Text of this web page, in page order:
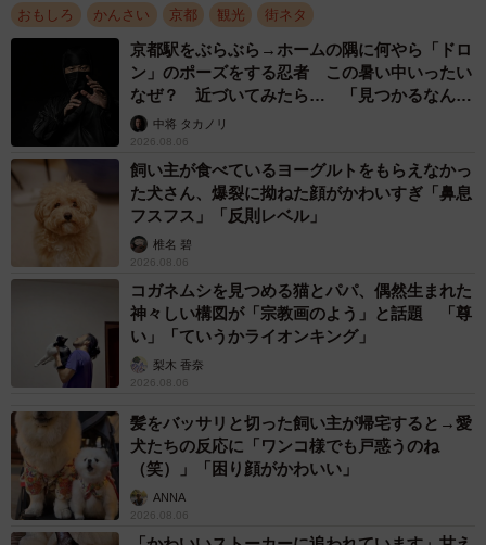
2/3
在りし日のタケノコーン（５月上旬、京都市東山区祇園）
さらに「遺志により告別式は近親者のみで執り行った」
ことや、供花や香典も辞退せよとの「遺言」を残していた
ことがわかります。
後半には「出でていなば我なき舗道（みち）となりぬと
も皐月（さつき）の花よ石段に咲け」という辞世の一首が
添えられているほか、「孟宗院雀誉朝堀竹林居士」と竹に
ちなんだ徳の高そうな戒名を贈られたことも分かります。
文全体からは植物といえども慈しむ心や生命への愛が伝わ
ってきます。
そもそも、このタケノコは４月下旬、祇園のすし店「い
づ重」の店主北村典生さん（５３）が知人からもらったタ
おもしろ かんさい 京都 観光 街ネタ
京都駅をぶらぶら→ホームの隅に何やら「ドロ
ン」のポーズをする忍者 この暑い中いったい
なぜ？ 近づいてみたら… 「見つかるなんて
未熟」中将 タカノリ
2026.08.06
飼い主が食べているヨーグルトをもらえなかっ
た犬さん、爆裂に拗ねた顔がかわいすぎ「鼻息
フスフス」「反則レベル」
椎名 碧
2026.08.06
コガネムシを見つめる猫とパパ、偶然生まれた
神々しい構図が「宗教画のよう」と話題 「尊
い」「ていうかライオンキング」
梨木 香奈
2026.08.06
髪をバッサリと切った飼い主が帰宅すると→愛
犬たちの反応に「ワンコ様でも戸惑うのね
（笑）」「困り顔がかわいい」
ANNA
2026.08.06